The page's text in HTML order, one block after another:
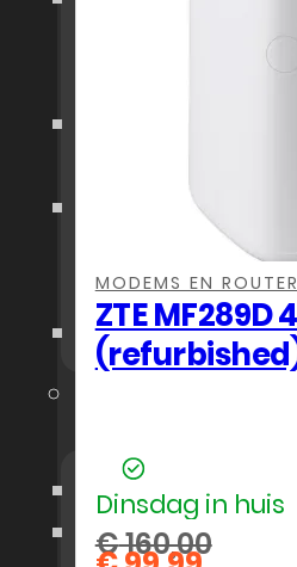
Portable
(Bluetooth)
Speakers
Gigaset
AirPods/
Laders
MODEMS EN
ZTE MF289D
Dinsdag in huis
€160,00